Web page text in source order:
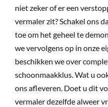
niet zeker of er een
vermaler zit? Schakel ons
toe om het geheel te
we vervolgens op in onze
beschikken we over
schoonmaakklus. Wat u
ons afleveren. Doet u dit
vermaler dezelfde alweer